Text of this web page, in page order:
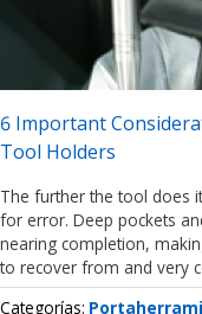
6 Important
Tool Holders
The further the tool does
for error. Deep pockets
nearing completion,
to recover from and very
Categorías